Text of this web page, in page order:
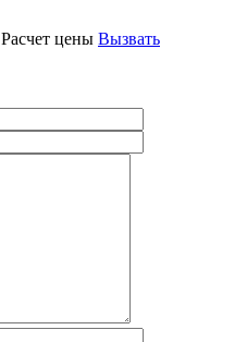
Расчет цены Вызвать